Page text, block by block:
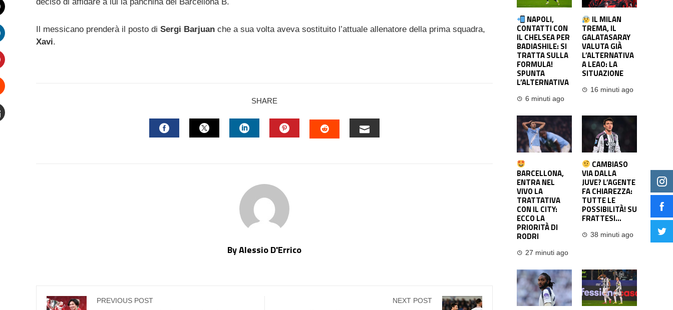
Il messicano prenderà il posto di Sergi Barjuan che a sua volta aveva sostituito l’attuale allenatore della prima squadra,
Xavi.
SHARE
By Alessio D'Errico
PREVIOUS POST NEXT POST
NAPOLI,
CONTATTI CON
IL CHELSEA PER
BADIASHILE: SI
TRATTA SULLA
FORMULA!
SPUNTA
L’ALTERNATIVA
6 minuti ago
IL MILAN
TREMA, IL
GALATASARAY
VALUTA GIÀ
L’ALTERNATIVA
A LEAO: LA
SITUAZIONE
16 minuti ago
BARCELLONA,
ENTRA NEL
VIVO LA
TRATTATIVA
CON IL CITY:
ECCO LA
PRIORITÀ DI
RODRI
27 minuti ago
CAMBIASO
VIA DALLA
JUVE? L’AGENTE
FA CHIAREZZA:
TUTTE LE
POSSIBILITÀ! SU
FRATTESI…
38 minuti ago